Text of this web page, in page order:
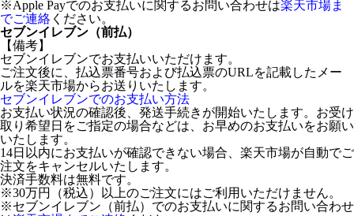
※Apple Payでのお支払いに関するお問い合わせは楽天市場ま
でご連絡 ください。
セブンイレブン（前払）
【備考】
セブンイレブンでお支払いいただけます。
ご注文後に、払込票番号および払込票のURLを記載したメー
ルを楽天市場からお送りいたします。
セブンイレブンでのお支払い方法
お支払い状況の確認後、発送手続きが開始いたします。お受け
取り希望日をご指定の場合などは、お早めのお支払いをお願い
いたします。
14日以内にお支払いが確認できない場合、楽天市場が自動でご
注文をキャンセルいたします。
決済手数料は無料です。
※30万円（税込）以上のご注文にはご利用いただけません。
※セブンイレブン（前払）でのお支払いに関するお問い合わせ